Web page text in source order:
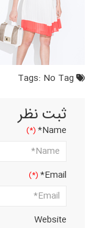
No Tag
ثبت نظر
Name*
Email*
Website